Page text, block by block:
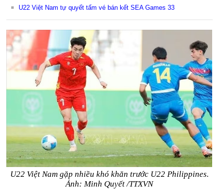
U22 Việt Nam tự quyết tấm vé bán kết SEA Games 33
U22 Việt Nam gặp nhiều khó khăn trước U22 Philippines.
Ảnh: Minh Quyết /TTXVN